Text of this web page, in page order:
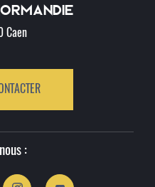
Caen
: